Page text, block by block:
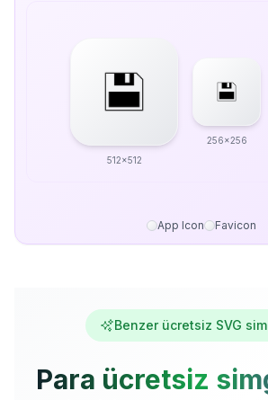
512x512
256x256
App Icon Favicon
Benzer ücretsiz SVG
Para ücretsiz